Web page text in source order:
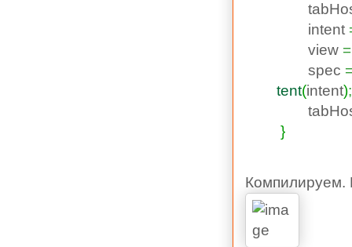
intent
view =
spec
tent(intent);
}
Компилируем.